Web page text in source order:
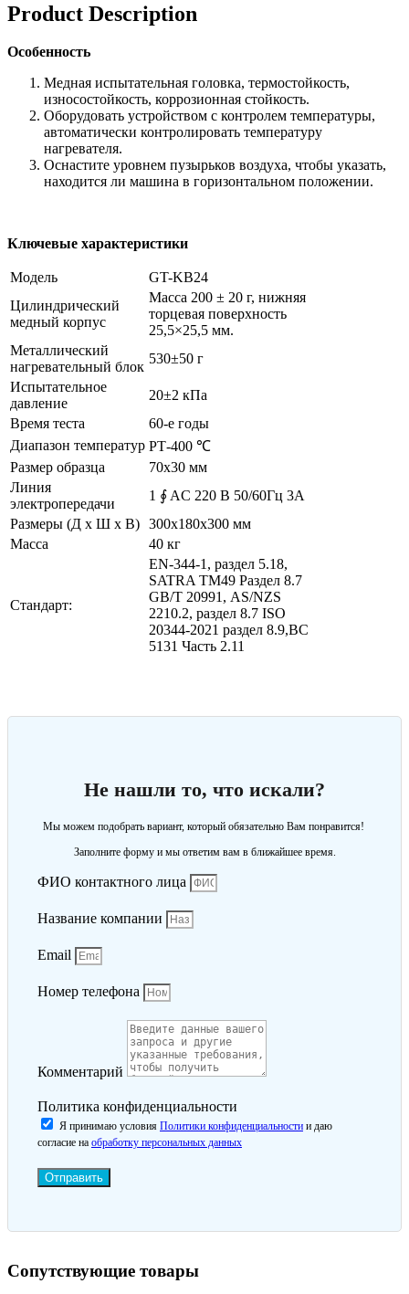
Product Description
Особенность
Медная испытательная головка, термостойкость,
износостойкость, коррозионная стойкость.
Оборудовать устройством с контролем температуры,
автоматически контролировать температуру
нагревателя.
Оснастите уровнем пузырьков воздуха, чтобы указать,
находится ли машина в горизонтальном положении.
Ключевые характеристики
Модель
GT-KB24
Цилиндрический
медный корпус
Масса 200 ± 20 г, нижняя
торцевая поверхность
25,5×25,5 мм.
Металлический
нагревательный блок
530±50 г
Испытательное
давление
20±2 кПа
Время теста
60-е годы
Диапазон температур РТ-400 ℃
Размер образца
70х30 мм
Линия
электропередачи
1 ∮ AC 220 В 50/60Гц 3А
Размеры (Д х Ш х В) 300x180x300 мм
Масса
40 кг
Стандарт:
EN-344-1, раздел 5.18,
SATRA ТМ49 Раздел 8.7
GB/Т 20991, AS/NZS
2210.2, раздел 8.7 ISO
20344-2021 раздел 8.9,BC
5131 Часть 2.11
Не нашли то, что искали?
Мы можем подобрать вариант, который обязательно Вам понравится!
Заполните форму и мы ответим вам в ближайшее время.
ФИО контактного лица
Название компании
Email
Номер телефона
Комментарий
Политика конфиденциальности
Я принимаю условия Политики конфиденциальности и даю
согласие на обработку персональных данных
Отправить
Сопутствующие товары